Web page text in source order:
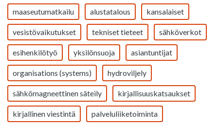
maaseutumatkailu alustatalous kansalaiset
vesistövaikutukset tekniset tieteet sähköverkot
esihenkilötyö yksilönsuoja asiantuntijat
organisations (systems) hydroviljely
sähkömagneettinen säteily kirjallisuuskatsaukset
kirjallinen viestintä palveluliiketoiminta